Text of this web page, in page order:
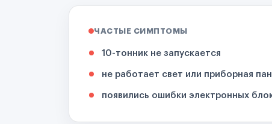
ЧАСТЫЕ СИМПТОМЫ
10-тонник не запускается
не работает свет или приборная
появились ошибки электронных